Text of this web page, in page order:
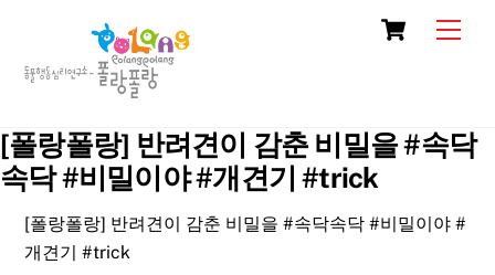
content
Cart
[폴랑폴랑] 반려견이 감춘 비밀을 #속닥
속닥 #비밀이야 #개견기 #trick
[폴랑폴랑] 반려견이 감춘 비밀을#속닥속닥 #비밀이야 #
개견기 #trick